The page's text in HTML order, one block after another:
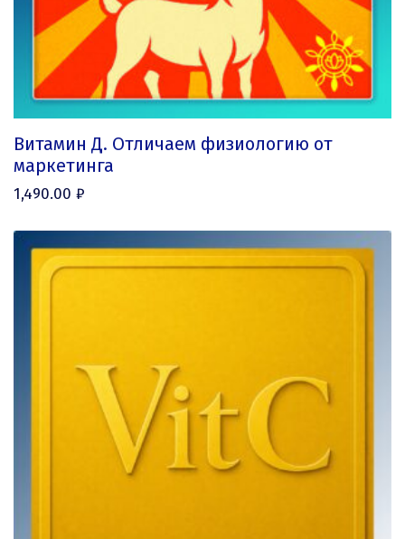
Витамин Д. Отличаем физиологию от
маркетинга
1,490.00 ₽